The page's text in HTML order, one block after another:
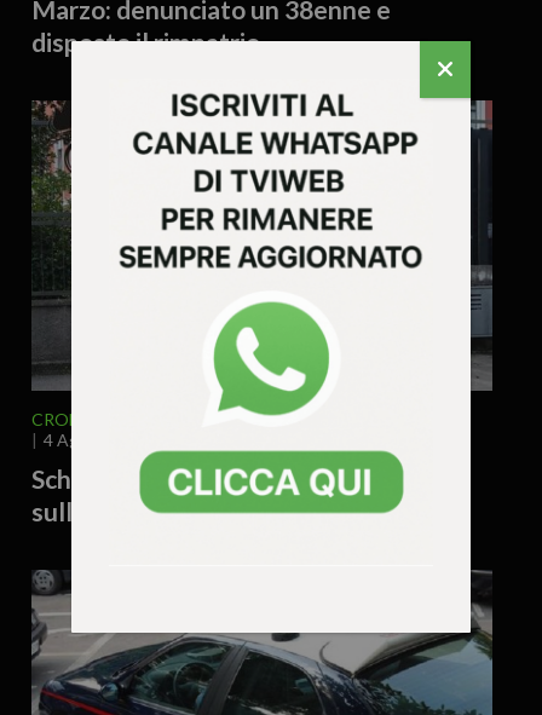
Marzo: denunciato un 38enne e
disposto il rimpatrio
CRONACA
VICENZA E PROVINCIA
4 Agosto 2026 - 12.16
Schio, locale sospeso: gravi violazioni
sulla sicurezza sul lavoro